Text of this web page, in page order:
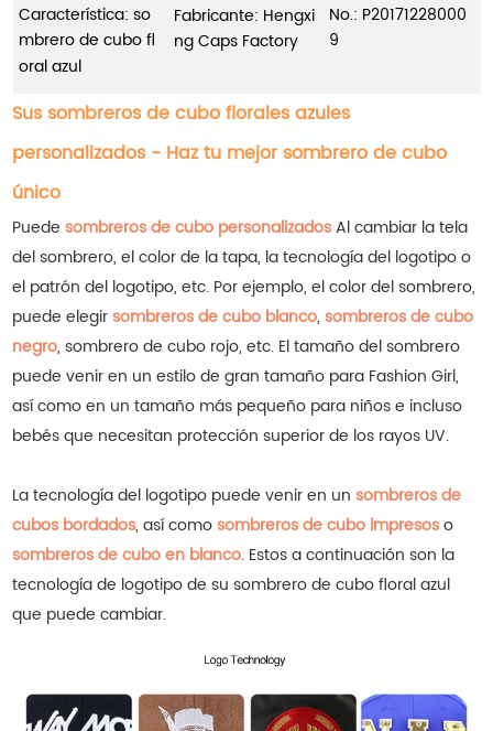
Característica: so
mbrero de cubo fl
oral azul
Fabricante: Hengxi
ng Caps Factory
No.: P20171228000
9
Sus sombreros de cubo florales azules
personalizados - Haz tu mejor sombrero de cubo
único
Puede sombreros de cubo personalizadosAl cambiar la tela
del sombrero, el color de la tapa, la tecnología del logotipo o
el patrón del logotipo, etc. Por ejemplo, el color del sombrero,
puede elegir sombreros de cubo blanco, sombreros de cubo
negro, sombrero de cubo rojo, etc. El tamaño del sombrero
puede venir en un estilo de gran tamaño para Fashion Girl,
así como en un tamaño más pequeño para niños e incluso
bebés que necesitan protección superior de los rayos UV.
La tecnología del logotipo puede venir en un sombreros de
cubos bordados, así como sombreros de cubo impresoso
sombreros de cubo en blanco. Estos a continuación son la
tecnología de logotipo de su sombrero de cubo floral azul
que puede cambiar.